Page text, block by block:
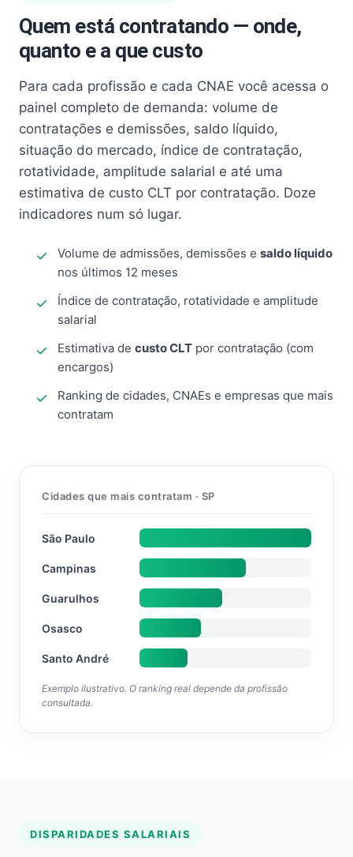
Quem está contratando — onde,
quanto e a que custo
Para cada profissão e cada CNAE você acessa o
painel completo de demanda: volume de
contratações e demissões, saldo líquido,
situação do mercado, índice de contratação,
rotatividade, amplitude salarial e até uma
estimativa de custo CLT por contratação. Doze
indicadores num só lugar.
Volume de admissões, demissões e saldo líquido
nos últimos 12 meses
Índice de contratação, rotatividade e amplitude
salarial
Estimativa de custo CLT por contratação (com
encargos)
Ranking de cidades, CNAEs e empresas que mais
contratam
Cidades que mais contratam · SP
São Paulo
Campinas
Guarulhos
Osasco
Santo André
Exemplo ilustrativo. O ranking real depende da profissão
consultada.
DISPARIDADES SALARIAIS